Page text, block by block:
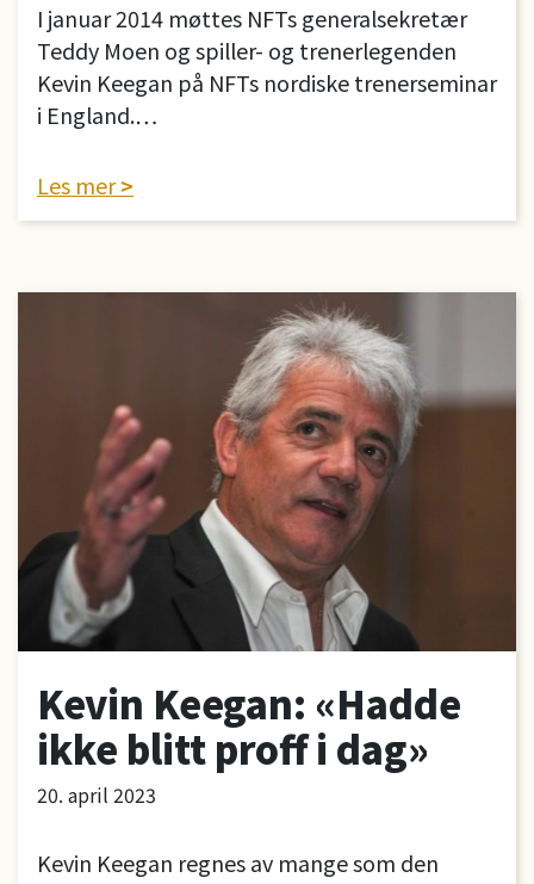
I januar 2014 møttes NFTs generalsekretær
Teddy Moen og spiller- og trenerlegenden
Kevin Keegan på NFTs nordiske trenerseminar
i England.…
Les mer
20. april 2023
Kevin Keegan: «Hadde
ikke blitt proff i dag»
Kevin Keegan regnes av mange som den